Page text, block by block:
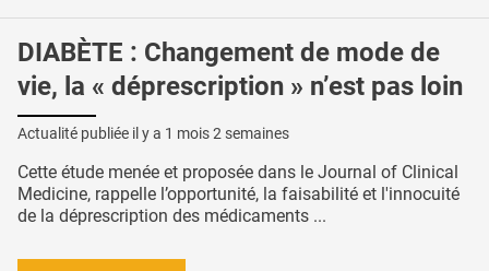
DIABÈTE : Changement de mode de
vie, la « déprescription » n’est pas loin
Actualité publiée il y a 1 mois 2 semaines
Cette étude menée et proposée dans le Journal of Clinical
Medicine, rappelle l’opportunité, la faisabilité et l'innocuité
de la déprescription des médicaments ...